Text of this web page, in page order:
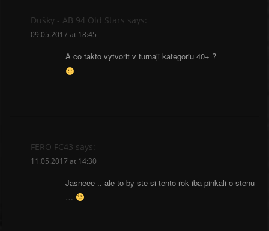
Dušky - AB 94 Old Stars says:
09.05.2017 at 18:45
A co takto vytvorit v turnaji kategoriu 40+ ?
FERO FC43 says:
11.05.2017 at 14:30
Jasneee .. ale to by ste si tento rok iba pinkali o stenu
…